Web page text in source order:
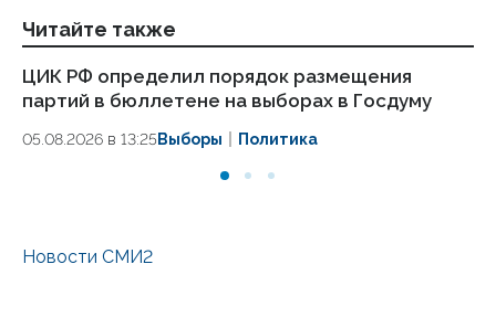
Читайте также
ЦИК РФ определил порядок размещения
партий в бюллетене на выборах в Госдуму
05.08.2026 в 13:25 Выборы Политика
Новости СМИ2